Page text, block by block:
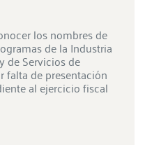
los nombres de
de la Industria
de Servicios de
falta de presentación
al ejercicio fiscal